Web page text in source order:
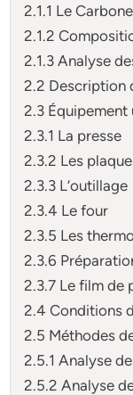
2.1.1 Le
2.1.2
2.1.3 Analyse
2.2 Description
2.3 Équipement
2.3.1 La presse
2.3.2 Les
2.3.3 L’outillage
2.3.4 Le four
2.3.5 Les
2.3.6
2.3.7 Le film de
2.4 Conditions
2.5 Méthodes
2.5.1 Analyse
2.5.2 Analyse